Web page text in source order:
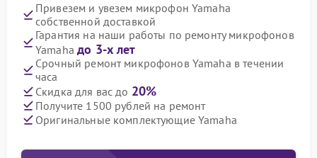
Привезем и увезем микрофон Yamaha
собственной доставкой
Гарантия на наши работы по ремонту микрофонов
Yamahaдо 3-х лет
Срочный ремонт микрофонов Yamaha в течении
часа
Скидка для вас до 20%
Получите 1500 рублей на ремонт
Оригинальные комплектующие Yamaha